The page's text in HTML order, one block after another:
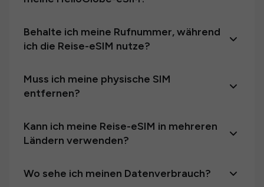
Behalte ich meine Rufnummer, während
ich die Reise-eSIM nutze?
Muss ich meine physische SIM
entfernen?
Kann ich meine Reise-eSIM in mehreren
Ländern verwenden?
Wo sehe ich meinen Datenverbrauch?